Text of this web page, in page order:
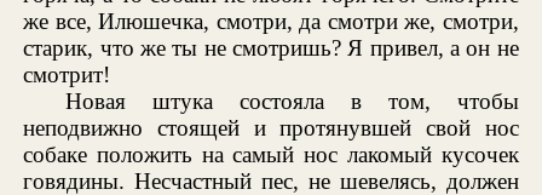
же все, Илюшечка, смотри, да смотри же, смотри,
старик, что же ты не смотришь? Я привел, а он не
смотрит!
Новая штука состояла в том, чтобы
неподвижно стоящей и протянувшей свой нос
собаке положить на самый нос лакомый кусочек
говядины. Несчастный пес, не шевелясь, должен